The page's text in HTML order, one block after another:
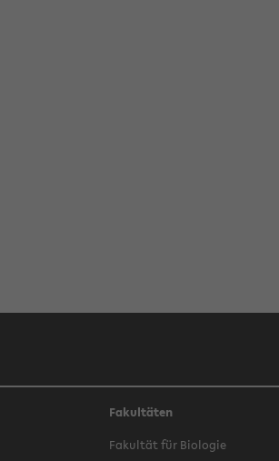
Fakultäten
Fakultät für Biologie